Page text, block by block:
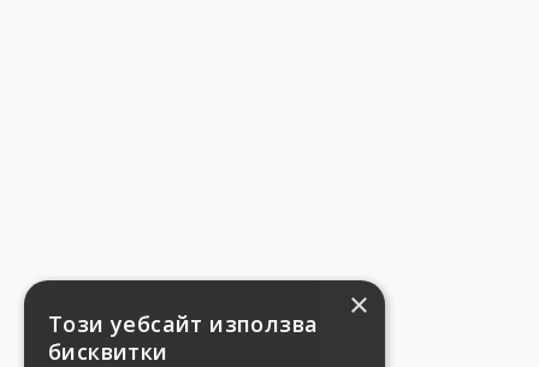
×
Този уебсайт използва
бисквитки